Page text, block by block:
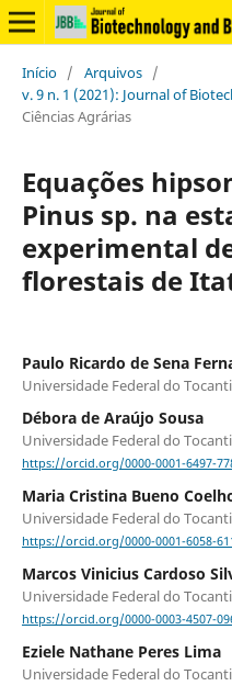
Início / Arquivos /
v. 9 n. 1 (2021): Journal of
Ciências Agrárias
Equações
Pinus sp. na
experimental
florestais de
Paulo Ricardo de Sena
Universidade Federal do
Débora de Araújo Sousa
Universidade Federal do
https://orcid.org/0000-0001-6497-
Maria Cristina Bueno
Universidade Federal do
https://orcid.org/0000-0001-6058-
Marcos Vinicius Cardoso
Universidade Federal do
https://orcid.org/0000-0003-4507-
Eziele Nathane Peres Lima
Universidade Federal do